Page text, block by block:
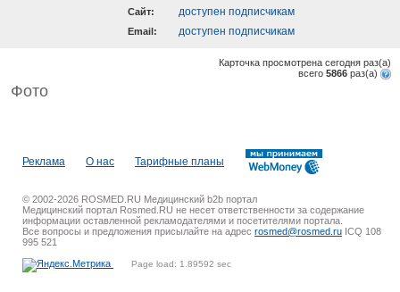
Cайт: доступен подписчикам
Email: доступен подписчикам
Карточка просмотрена сегодня раз(a)
всего 5866 раз(a)
Фото
Реклама О нас Тарифные планы
© 2002-2026 ROSMED.RU Медицинский b2b портал
Медицинский портал Rosmed.RU не несет ответственности за содержание
информации оставленной рекламодателями и посетителями портала.
Все вопросы и предложения присылайте на адрес rosmed@rosmed.ru ICQ 108
995 521
Page load: 1.89592 sec